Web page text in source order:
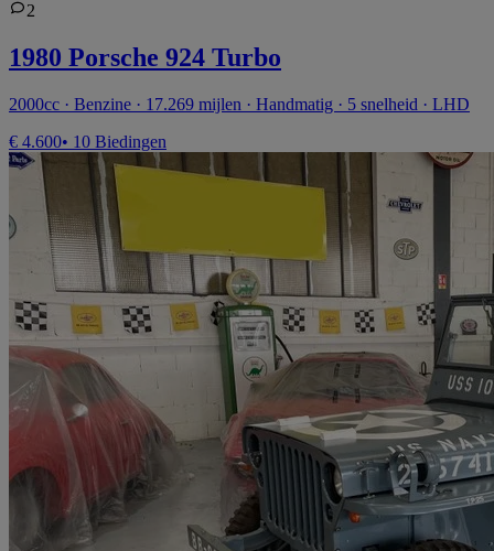
2
1980 Porsche 924 Turbo
2000cc · Benzine · 17.269 mijlen · Handmatig · 5 snelheid · LHD
€ 4.600• 10 Biedingen